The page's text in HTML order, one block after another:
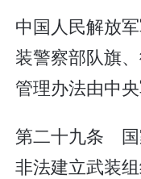
中国人民解放
装警察部队旗
管理办法由中央
第二十九条 国
非法建立武装